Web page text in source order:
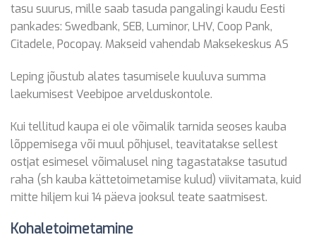
tasu suurus, mille saab tasuda pangalingi kaudu Eesti
pankades: Swedbank, SEB, Luminor, LHV, Coop Pank,
Citadele, Pocopay. Makseid vahendab Maksekeskus AS
Leping jõustub alates tasumisele kuuluva summa
laekumisest Veebipoe arvelduskontole.
Kui tellitud kaupa ei ole võimalik tarnida seoses kauba
lõppemisega või muul põhjusel, teavitatakse sellest
ostjat esimesel võimalusel ning tagastatakse tasutud
raha (sh kauba kättetoimetamise kulud) viivitamata, kuid
mitte hiljem kui 14 päeva jooksul teate saatmisest.
Kohaletoimetamine